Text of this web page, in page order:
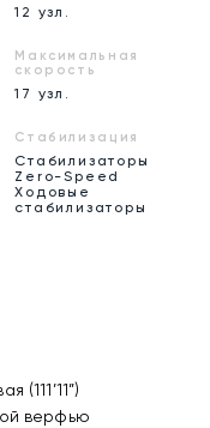
12 узл.
Максимальная
скорость
17 узл.
Стабилизация
Стабилизаторы
Zero-Speed
Ходовые
стабилизаторы
(111’11”)
верфью